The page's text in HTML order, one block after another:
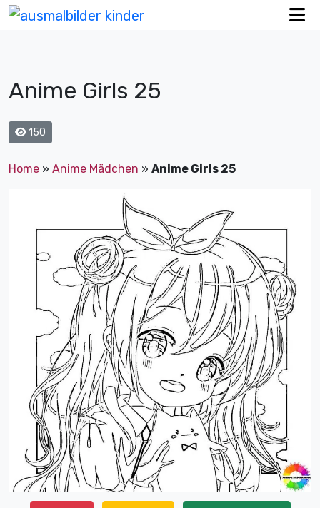
Anime Girls 25
150
Home » Anime Mädchen » Anime Girls 25